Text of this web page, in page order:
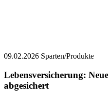
09.02.2026 Sparten/Produkte
Lebensversicherung:
abgesichert